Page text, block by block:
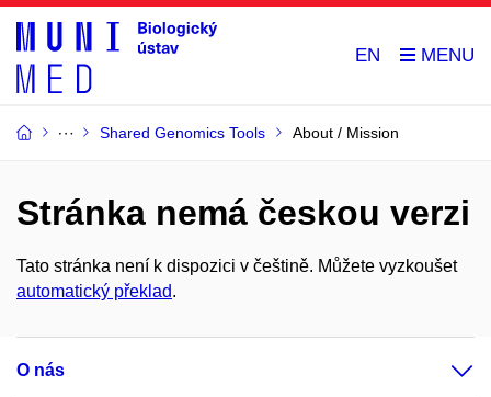
EN
Shared Genomics Tools About / Mission
Stránka nemá českou verzi
Tato stránka není k dispozici v češtině. Můžete vyzkoušet
automatický překlad.
O nás